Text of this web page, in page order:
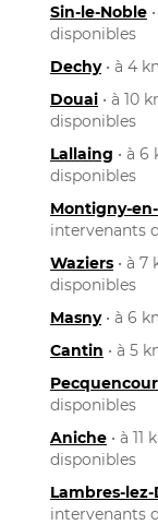
Sin-le-Noble
disponibles
Dechy• à 4
Douai • à 10
disponibles
Lallaing • à
disponibles
Montigny-
intervenants
Waziers • à
disponibles
Masny• à 6
Cantin • à 5
disponibles
Aniche • à
disponibles
Lambres-
intervenants